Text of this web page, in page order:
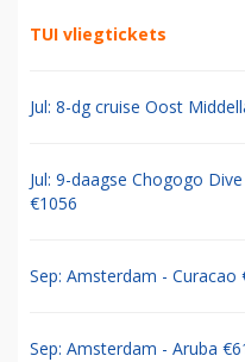
TUI vliegtickets
Jul: 8-dg cruise Oost
Jul: 9-daagse Chogogo
€1056
Sep: Amsterdam - Curacao
Sep: Amsterdam - Aruba